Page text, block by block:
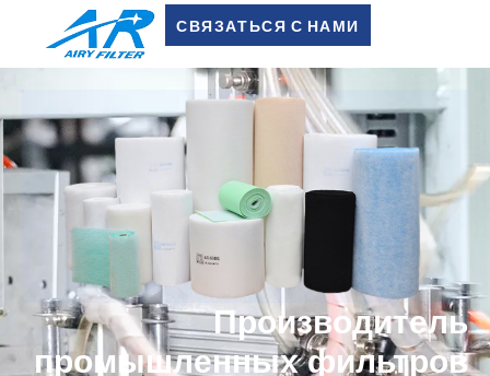
СВЯЗАТЬСЯ С НАМИ
Производитель
промышленных фильтров